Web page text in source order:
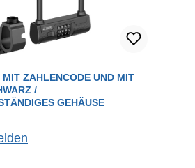
ZAHLENCODE UND MIT
/
GEHÄUSE